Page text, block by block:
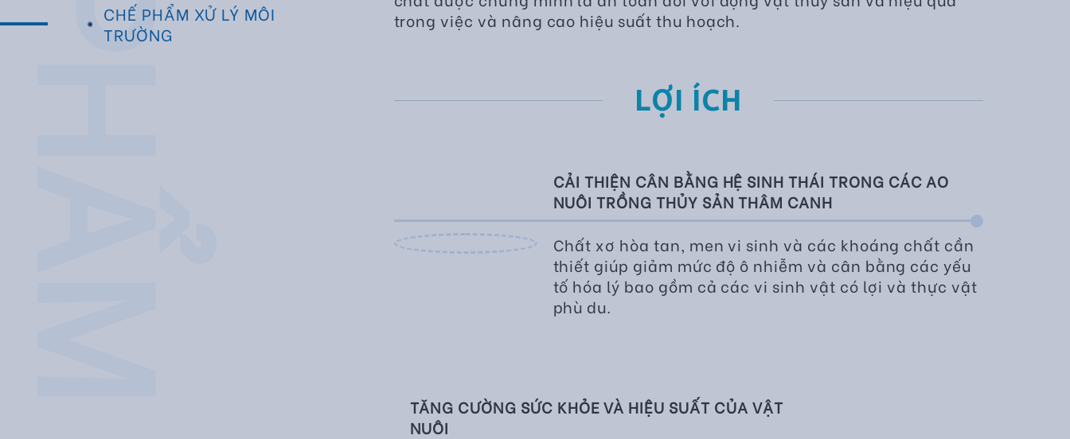
CHẾ PHẨM XỬ LÝ MÔI
TRƯỜNG
trong việc và nâng cao hiệu suất thu hoạch.
LỢI ÍCH
CẢI THIỆN CÂN BẰNG HỆ SINH THÁI TRONG CÁC AO
NUÔI TRỒNG THỦY SẢN THÂM CANH
Chất xơ hòa tan, men vi sinh và các khoáng chất cần
thiết giúp giảm mức độ ô nhiễm và cân bằng các yếu
tố hóa lý bao gồm cả các vi sinh vật có lợi và thực vật
phù du.
TĂNG CƯỜNG SỨC KHỎE VÀ HIỆU SUẤT CỦA VẬT
NUÔI